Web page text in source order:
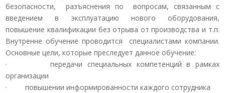
безопасности, разъяснения по вопросам, связанным с
введением в эксплуатацию нового оборудования,
повышение квалификации без отрыва от производства и т.п.
Внутренне обучение проводится специалистами компании.
Основные цели, которые преследует данное обучение:
· передачи специальных компетенций в рамках
организации
· повышении информированности каждого сотрудника